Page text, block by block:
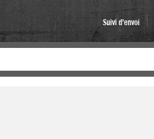
Suivi d'envoi